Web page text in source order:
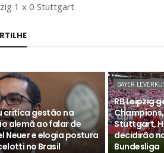
1 x 0 Stuttgart
critica gestão na
alemã ao falar de
Neuer e elogia postura
no Brasil
BAYER
RB Leipzig
Stuttgart,
decidirão
Bundesliga